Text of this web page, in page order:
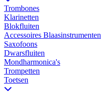
Trombones
Klarinetten
Blokfluiten
Accessoires Blaasinstrumenten
Saxofoons
Dwarsfluiten
Mondharmonica's
Trompetten
Toetsen